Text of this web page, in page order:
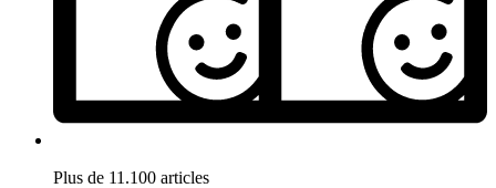
Plus de 11.100 articles